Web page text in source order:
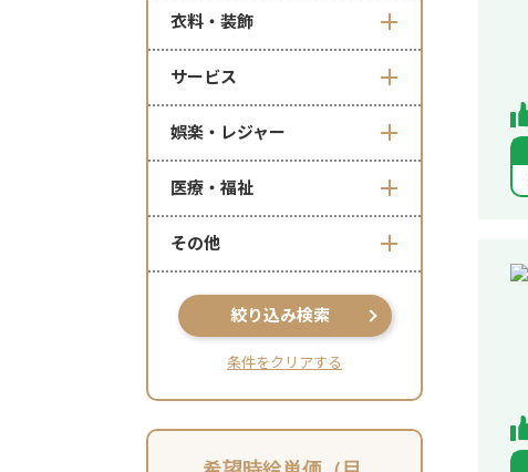
衣料・装飾
サービス
娯楽・レジャー
医療・福祉
その他
絞り込み検索
条件をクリアする